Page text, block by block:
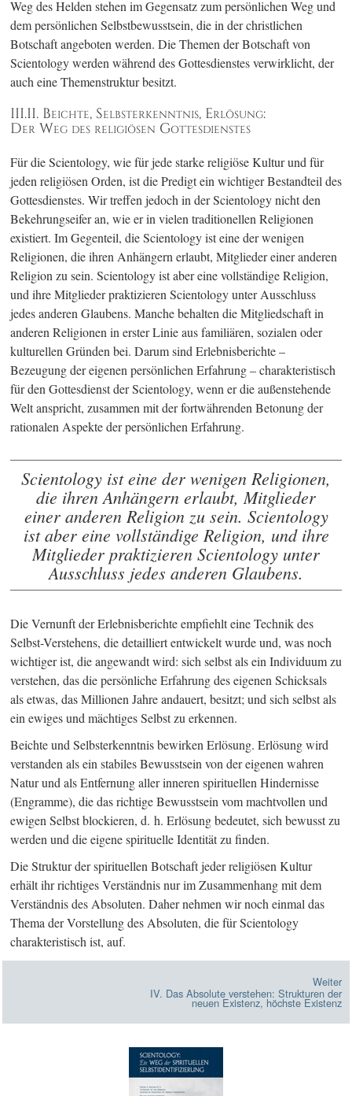
Weg des Helden stehen im Gegensatz zum persönlichen Weg und
dem persönlichen Selbstbewusstsein, die in der christlichen
Botschaft angeboten werden. Die Themen der Botschaft von
Scientology werden während des Gottesdienstes verwirklicht, der
auch eine Themenstruktur besitzt.
III.II. Beichte, Selbsterkenntnis, Erlösung:
Der Weg des religiösen Gottesdienstes
Für die Scientology, wie für jede starke religiöse Kultur und für
jeden religiösen Orden, ist die Predigt ein wichtiger Bestandteil des
Gottesdienstes. Wir treffen jedoch in der Scientology nicht den
Bekehrungseifer an, wie er in vielen traditionellen Religionen
existiert. Im Gegenteil, die Scientology ist eine der wenigen
Religionen, die ihren Anhängern erlaubt, Mitglieder einer anderen
Religion zu sein. Scientology ist aber eine vollständige Religion,
und ihre Mitglieder praktizieren Scientology unter Ausschluss
jedes anderen Glaubens. Manche behalten die Mitgliedschaft in
anderen Religionen in erster Linie aus familiären, sozialen oder
kulturellen Gründen bei. Darum sind Erlebnisberichte –
Bezeugung der eigenen persönlichen Erfahrung – charakteristisch
für den Gottesdienst der Scientology, wenn er die außenstehende
Welt anspricht, zusammen mit der fortwährenden Betonung der
rationalen Aspekte der persönlichen Erfahrung.
Scientology ist eine der wenigen Religionen,
die ihren Anhängern erlaubt, Mitglieder
einer anderen Religion zu sein. Scientology
ist aber eine vollständige Religion, und ihre
Mitglieder praktizieren Scientology unter
Ausschluss jedes anderen Glaubens.
Die Vernunft der Erlebnisberichte empfiehlt eine Technik des
Selbst-Verstehens, die detailliert entwickelt wurde und, was noch
wichtiger ist, die angewandt wird: sich selbst als ein Individuum zu
verstehen, das die persönliche Erfahrung des eigenen Schicksals
als etwas, das Millionen Jahre andauert, besitzt; und sich selbst als
ein ewiges und mächtiges Selbst zu erkennen.
Beichte und Selbsterkenntnis bewirken Erlösung. Erlösung wird
verstanden als ein stabiles Bewusstsein von der eigenen wahren
Natur und als Entfernung aller inneren spirituellen Hindernisse
(Engramme), die das richtige Bewusstsein vom machtvollen und
ewigen Selbst blockieren, d. h. Erlösung bedeutet, sich bewusst zu
werden und die eigene spirituelle Identität zu finden.
Die Struktur der spirituellen Botschaft jeder religiösen Kultur
erhält ihr richtiges Verständnis nur im Zusammenhang mit dem
Verständnis des Absoluten. Daher nehmen wir noch einmal das
Thema der Vorstellung des Absoluten, die für Scientology
charakteristisch ist, auf.
Weiter
IV. Das Absolute verstehen: Strukturen der
neuen Existenz, höchste Existenz